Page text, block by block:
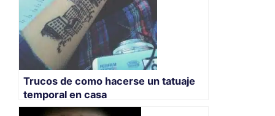
Trucos de como hacerse un tatuaje
temporal en casa